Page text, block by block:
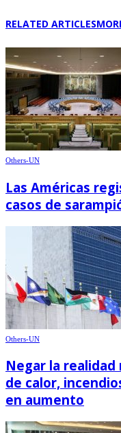
RELATED ARTICLES
Others-UN
Las Américas
casos de
Others-UN
Negar la realidad
de calor,
en aumento